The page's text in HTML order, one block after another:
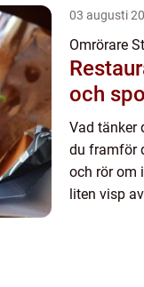
03 augusti
Omrörare
och
Vad tänker
du framför
och rör om
liten visp